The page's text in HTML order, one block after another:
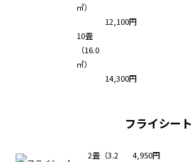
㎡）
12,100円
10畳
（16.0
㎡）
14,300円
フライシート
2畳（3.2
4,950円